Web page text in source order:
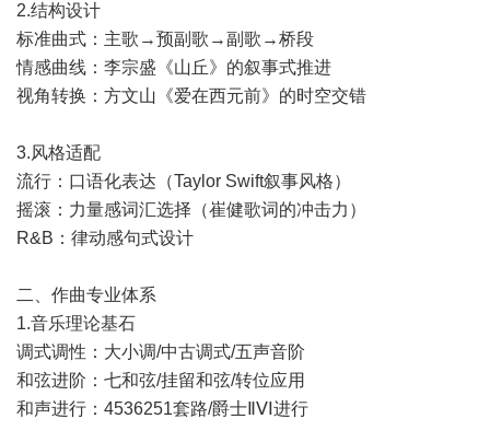
2.结构设计
标准曲式：主歌→预副歌→副歌→桥段
情感曲线：李宗盛《山丘》的叙事式推进
视角转换：方文山《爱在西元前》的时空交错
3.风格适配
流行：口语化表达（Taylor Swift叙事风格）
摇滚：力量感词汇选择（崔健歌词的冲击力）
R&B：律动感句式设计
二、作曲专业体系
1.音乐理论基石
调式调性：大小调/中古调式/五声音阶
和弦进阶：七和弦/挂留和弦/转位应用
和声进行：4536251套路/爵士ⅡⅤⅠ进行